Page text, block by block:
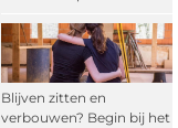
Blijven zitten en
verbouwen? Begin bij het